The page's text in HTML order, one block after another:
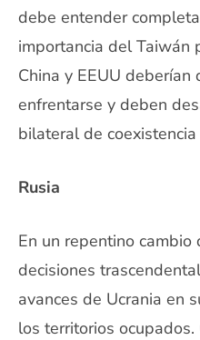
debe entender
importancia del Taiwán
China y EEUU deberían
enfrentarse y deben
bilateral de
Rusia
En un repentino
decisiones
avances de Ucrania en
los territorios